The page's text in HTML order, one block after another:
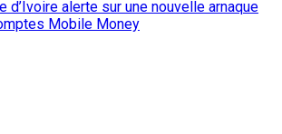
d’Ivoire alerte sur une nouvelle arnaque
Mobile Money